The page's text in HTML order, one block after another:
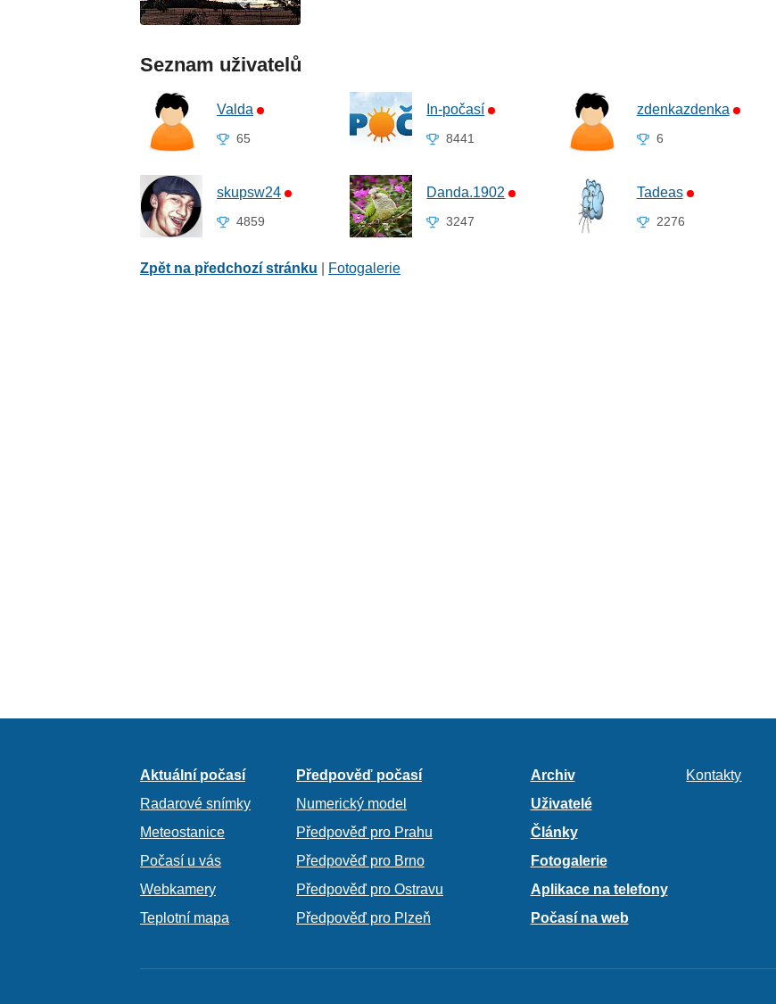
Seznam uživatelů
Valda
65
In-počasí
8441
zdenkazdenka
6
skupsw24
4859
Danda.1902
3247
Tadeas
2276
Zpět na předchozí stránku Fotogalerie
Aktuální počasí
Radarové snímky
Meteostanice
Počasí u vás
Webkamery
Teplotní mapa
Předpověď počasí
Numerický model
Předpověď pro Prahu
Předpověď pro Brno
Předpověď pro Ostravu
Předpověď pro Plzeň
Archiv
Uživatelé
Články
Fotogalerie
Aplikace na telefony
Počasí na web
Kontakty